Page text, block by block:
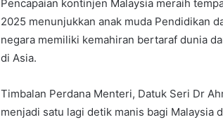
Pencapaian kontinjen Malaysia meraih
2025 menunjukkan anak muda Pendidikan
negara memiliki kemahiran bertaraf dunia
di Asia.
Timbalan Perdana Menteri, Datuk Seri Dr
menjadi satu lagi detik manis bagi Malaysia